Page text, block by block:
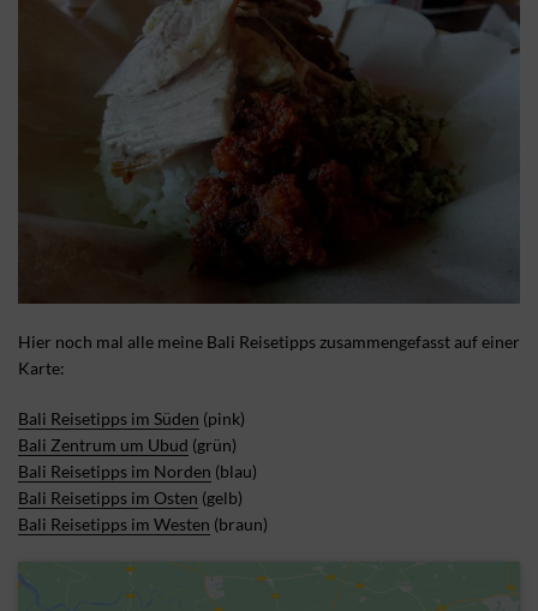
Hier noch mal alle meine Bali Reisetipps zusammengefasst auf einer
Karte:
Bali Reisetipps im Süden (pink)
Bali Zentrum um Ubud (grün)
Bali Reisetipps im Norden (blau)
Bali Reisetipps im Osten (gelb)
Bali Reisetipps im Westen (braun)